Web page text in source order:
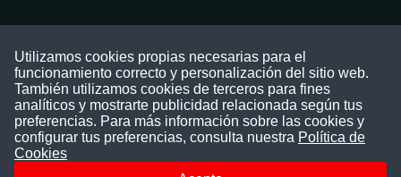
Puede comunicarse con nosotros a través
nuestras redes sociales o del correo:
contacto@convocatoriasdetrabajo.com
Siguenos en:
Utilizamos cookies propias necesarias para el
funcionamiento correcto y personalización del sitio web.
También utilizamos cookies de terceros para fines
analíticos y mostrarte publicidad relacionada según tus
preferencias. Para más información sobre las cookies y
configurar tus preferencias, consulta nuestra Política de
Cookies